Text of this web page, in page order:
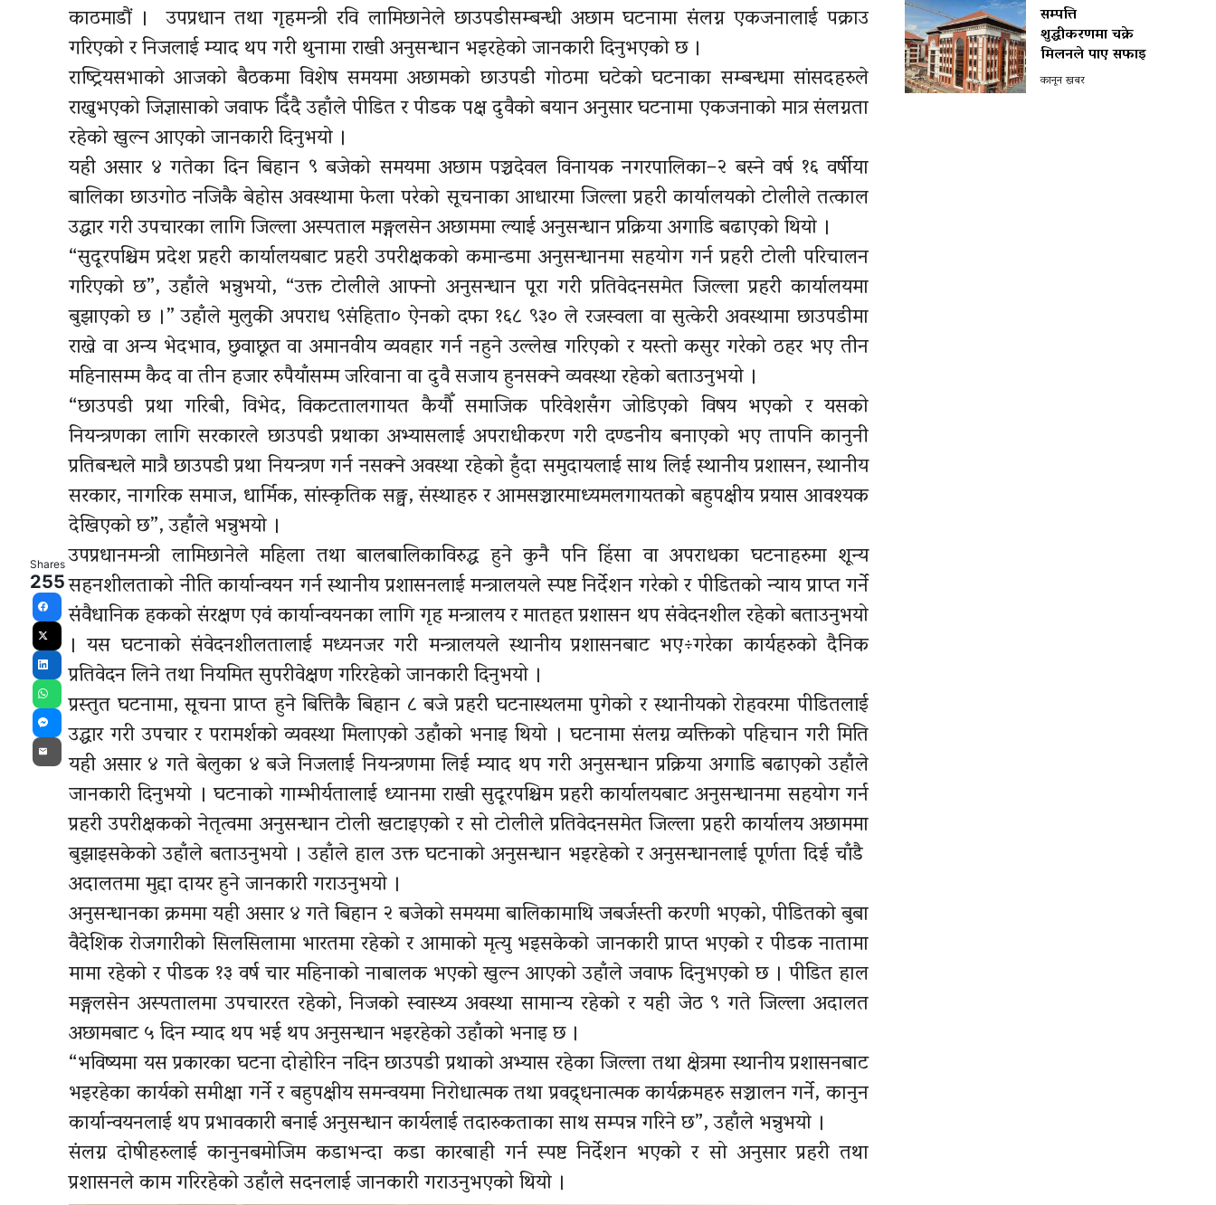
काठमाडौं । उपप्रधान तथा गृहमन्त्री रवि लामिछानेले छाउपडीसम्बन्धी अछाम घटनामा संलग्न एकजनालाई पक्राउ
गरिएको र निजलाई म्याद थप गरी थुनामा राखी अनुसन्धान भइरहेको जानकारी दिनुभएको छ ।
राष्ट्रियसभाको आजको बैठकमा विशेष समयमा अछामको छाउपडी गोठमा घटेको घटनाका सम्बन्धमा सांसदहरुले
राख्नुभएको जिज्ञासाको जवाफ दिँदै उहाँले पीडित र पीडक पक्ष दुवैको बयान अनुसार घटनामा एकजनाको मात्र संलग्नता
रहेको खुल्न आएको जानकारी दिनुभयो ।
यही असार ४ गतेका दिन बिहान ९ बजेको समयमा अछाम पञ्चदेवल विनायक नगरपालिका–२ बस्ने वर्ष १६ वर्षीया
बालिका छाउगोठ नजिकै बेहोस अवस्थामा फेला परेको सूचनाका आधारमा जिल्ला प्रहरी कार्यालयको टोलीले तत्काल
उद्धार गरी उपचारका लागि जिल्ला अस्पताल मङ्गलसेन अछाममा ल्याई अनुसन्धान प्रक्रिया अगाडि बढाएको थियो ।
“सुदूरपश्चिम प्रदेश प्रहरी कार्यालयबाट प्रहरी उपरीक्षकको कमान्डमा अनुसन्धानमा सहयोग गर्न प्रहरी टोली परिचालन
गरिएको छ”, उहाँले भन्नुभयो, “उक्त टोलीले आफ्नो अनुसन्धान पूरा गरी प्रतिवेदनसमेत जिल्ला प्रहरी कार्यालयमा
बुझाएको छ ।” उहाँले मुलुकी अपराध ९संहिता० ऐनको दफा १६८ ९३० ले रजस्वला वा सुत्केरी अवस्थामा छाउपडीमा
राख्ने वा अन्य भेदभाव, छुवाछूत वा अमानवीय व्यवहार गर्न नहुने उल्लेख गरिएको र यस्तो कसुर गरेको ठहर भए तीन
महिनासम्म कैद वा तीन हजार रुपैयाँसम्म जरिवाना वा दुवै सजाय हुनसक्ने व्यवस्था रहेको बताउनुभयो ।
“छाउपडी प्रथा गरिबी, विभेद, विकटतालगायत कैयौँ समाजिक परिवेशसँग जोडिएको विषय भएको र यसको
नियन्त्रणका लागि सरकारले छाउपडी प्रथाका अभ्यासलाई अपराधीकरण गरी दण्डनीय बनाएको भए तापनि कानुनी
प्रतिबन्धले मात्रै छाउपडी प्रथा नियन्त्रण गर्न नसक्ने अवस्था रहेको हुँदा समुदायलाई साथ लिई स्थानीय प्रशासन, स्थानीय
सरकार, नागरिक समाज, धार्मिक, सांस्कृतिक सङ्घ, संस्थाहरु र आमसञ्चारमाध्यमलगायतको बहुपक्षीय प्रयास आवश्यक
देखिएको छ”, उहाँले भन्नुभयो ।
उपप्रधानमन्त्री लामिछानेले महिला तथा बालबालिकाविरुद्ध हुने कुनै पनि हिंसा वा अपराधका घटनाहरुमा शून्य
सहनशीलताको नीति कार्यान्वयन गर्न स्थानीय प्रशासनलाई मन्त्रालयले स्पष्ट निर्देशन गरेको र पीडितको न्याय प्राप्त गर्ने
संवैधानिक हकको संरक्षण एवं कार्यान्वयनका लागि गृह मन्त्रालय र मातहत प्रशासन थप संवेदनशील रहेको बताउनुभयो
। यस घटनाको संवेदनशीलतालाई मध्यनजर गरी मन्त्रालयले स्थानीय प्रशासनबाट भए÷गरेका कार्यहरुको दैनिक
प्रतिवेदन लिने तथा नियमित सुपरीवेक्षण गरिरहेको जानकारी दिनुभयो ।
प्रस्तुत घटनामा, सूचना प्राप्त हुने बित्तिकै बिहान ८ बजे प्रहरी घटनास्थलमा पुगेको र स्थानीयको रोहवरमा पीडितलाई
उद्धार गरी उपचार र परामर्शको व्यवस्था मिलाएको उहाँको भनाइ थियो । घटनामा संलग्न व्यक्तिको पहिचान गरी मिति
यही असार ४ गते बेलुका ४ बजे निजलाई नियन्त्रणमा लिई म्याद थप गरी अनुसन्धान प्रक्रिया अगाडि बढाएको उहाँले
जानकारी दिनुभयो । घटनाको गाम्भीर्यतालाई ध्यानमा राखी सुदूरपश्चिम प्रहरी कार्यालयबाट अनुसन्धानमा सहयोग गर्न
प्रहरी उपरीक्षकको नेतृत्वमा अनुसन्धान टोली खटाइएको र सो टोलीले प्रतिवेदनसमेत जिल्ला प्रहरी कार्यालय अछाममा
बुझाइसकेको उहाँले बताउनुभयो । उहाँले हाल उक्त घटनाको अनुसन्धान भइरहेको र अनुसन्धानलाई पूर्णता दिई चाँडै
अदालतमा मुद्दा दायर हुने जानकारी गराउनुभयो ।
अनुसन्धानका क्रममा यही असार ४ गते बिहान २ बजेको समयमा बालिकामाथि जबर्जस्ती करणी भएको, पीडितको बुबा
वैदेशिक रोजगारीको सिलसिलामा भारतमा रहेको र आमाको मृत्यु भइसकेको जानकारी प्राप्त भएको र पीडक नातामा
मामा रहेको र पीडक १३ वर्ष चार महिनाको नाबालक भएको खुल्न आएको उहाँले जवाफ दिनुभएको छ । पीडित हाल
मङ्गलसेन अस्पतालमा उपचाररत रहेको, निजको स्वास्थ्य अवस्था सामान्य रहेको र यही जेठ ९ गते जिल्ला अदालत
अछामबाट ५ दिन म्याद थप भई थप अनुसन्धान भइरहेको उहाँको भनाइ छ ।
“भविष्यमा यस प्रकारका घटना दोहोरिन नदिन छाउपडी प्रथाको अभ्यास रहेका जिल्ला तथा क्षेत्रमा स्थानीय प्रशासनबाट
भइरहेका कार्यको समीक्षा गर्ने र बहुपक्षीय समन्वयमा निरोधात्मक तथा प्रवद्र्धनात्मक कार्यक्रमहरु सञ्चालन गर्ने, कानुन
कार्यान्वयनलाई थप प्रभावकारी बनाई अनुसन्धान कार्यलाई तदारुकताका साथ सम्पन्न गरिने छ”, उहाँले भन्नुभयो ।
संलग्न दोषीहरुलाई कानुनबमोजिम कडाभन्दा कडा कारबाही गर्न स्पष्ट निर्देशन भएको र सो अनुसार प्रहरी तथा
प्रशासनले काम गरिरहेको उहाँले सदनलाई जानकारी गराउनुभएको थियो ।
सम्पत्ति
शुद्धीकरणमा चक्रे
मिलनले पाए सफाइ
कानून खबर
Shares
255
Facebook
X
LinkedIn
WhatsApp
Messenger
Email